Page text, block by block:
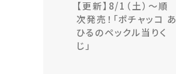
【更新】8/1（土）～順
次発売！「ポチャッコ あ
ひるのペックル当りく
じ」